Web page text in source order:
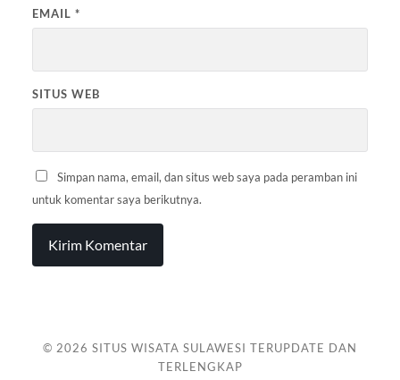
EMAIL *
SITUS WEB
Simpan nama, email, dan situs web saya pada peramban ini
untuk komentar saya berikutnya.
© 2026 SITUS WISATA SULAWESI TERUPDATE DAN
TERLENGKAP